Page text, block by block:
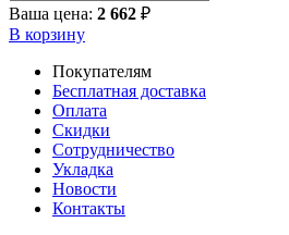
Ваша цена: 2 662 ₽
В корзину
Покупателям
Бесплатная доставка
Оплата
Скидки
Сотрудничество
Укладка
Новости
Контакты